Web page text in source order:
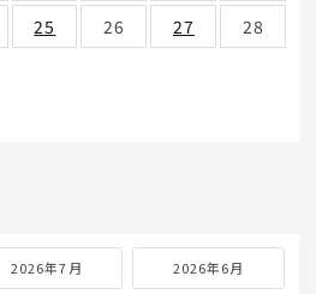
25 26 27
28
2026年7月 2026年6月